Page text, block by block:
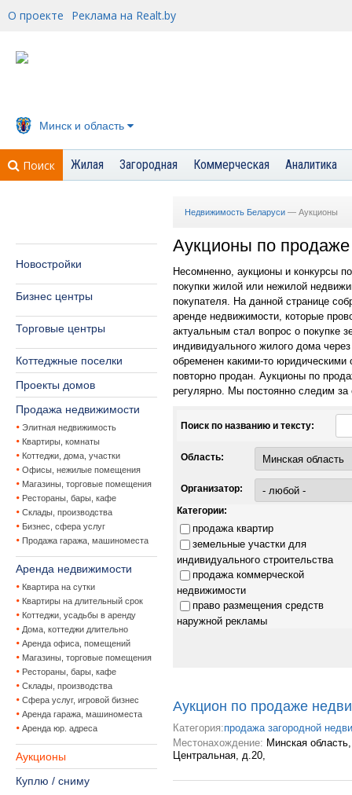
О проекте Реклама на Realt.by
Минск и область
Поиск Жилая Загородная Коммерческая Аналитика
Новостройки
Бизнес центры
Торговые центры
Коттеджные поселки
Проекты домов
Продажа недвижимости
Элитная недвижимость
Квартиры, комнаты
Коттеджи, дома, участки
Офисы, нежилые помещения
Магазины, торговые помещения
Рестораны, бары, кафе
Склады, производства
Бизнес, сфера услуг
Продажа гаража, машиноместа
Аренда недвижимости
Квартира на сутки
Квартиры на длительный срок
Коттеджи, усадьбы в аренду
Дома, коттеджи длительно
Аренда офиса, помещений
Магазины, торговые помещения
Рестораны, бары, кафе
Склады, производства
Сфера услуг, игровой бизнес
Аренда гаража, машиноместа
Аренда юр. адреса
Аукционы
Куплю / сниму
Недвижимость Беларуси — Аукционы
Аукционы по
Несомненно, аукционы и конкурсы
покупки жилой или нежилой
покупателя. На данной странице
аренде недвижимости, которые
актуальным стал вопрос о покупке
индивидуального жилого дома
обременен какими-то юридическими
повторно продан. Аукционы по
регулярно. Мы постоянно следим за
Поиск по названию и тексту:
Область:
Организатор:
Категории:
продажа квартир
земельные участки для
индивидуального строительства
продажа коммерческой
недвижимости
право размещения средств
наружной рекламы
Аукцион по продаже
Категория:продажа загородной
Местонахождение: Минская
Центральная, д.20,